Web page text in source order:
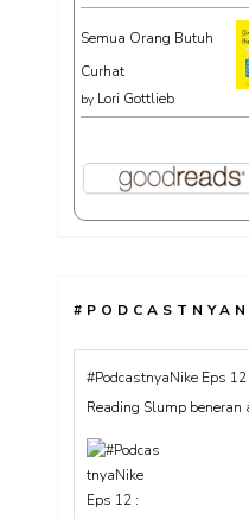
Semua Orang Butuh
Curhat
by Lori Gottlieb
#PodcastnyaNike : Lebih
suka baca buku atau
Banyak milih baca ebook
#TentangBuku